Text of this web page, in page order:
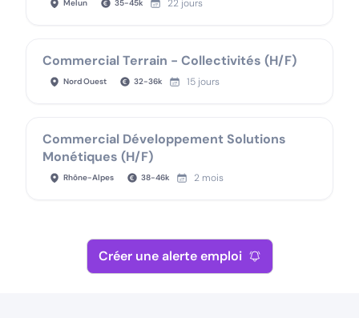
Melun 35-45k 22 jours
Commercial Terrain - Collectivités (H/F)
Nord Ouest 32-36k 15 jours
Commercial Développement Solutions
Monétiques (H/F)
Rhône-Alpes 38-46k 2 mois
Créer une alerte emploi